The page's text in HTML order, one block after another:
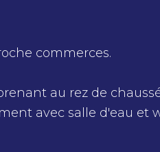
commerces.
au rez de
avec salle d'eau et